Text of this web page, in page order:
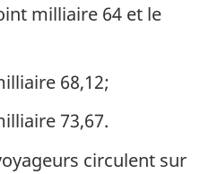
milliaire 64 et le
68,12;
73,67.
circulent sur